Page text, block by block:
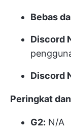
Bebas
Discord
Discord
Peringkat
G2: N/A